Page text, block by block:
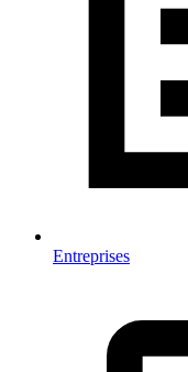
Entreprises